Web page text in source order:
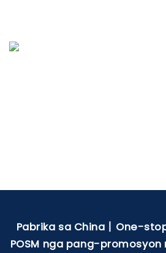
Pabrika sa China丨One-
POSM nga pang-